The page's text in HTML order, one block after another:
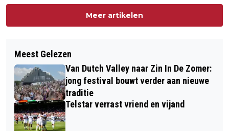
Meer artikelen
Meest Gelezen
Van Dutch Valley naar Zin In De Zomer:
jong festival bouwt verder aan nieuwe
traditie
Telstar verrast vriend en vijand